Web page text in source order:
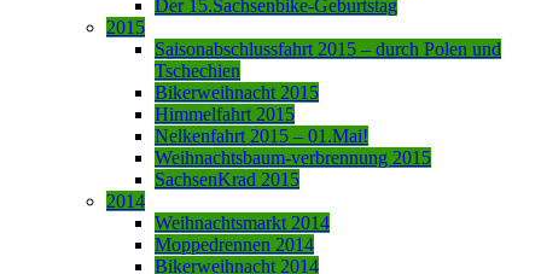
Der 15.Sachsenbike-Geburtstag
2015
Saisonabschlussfahrt 2015 – durch Polen und
Tschechien
Bikerweihnacht 2015
Himmelfahrt 2015
Nelkenfahrt 2015 – 01.Mai!
Weihnachtsbaum-verbrennung 2015
SachsenKrad 2015
2014
Weihnachtsmarkt 2014
Moppedrennen 2014
Bikerweihnacht 2014